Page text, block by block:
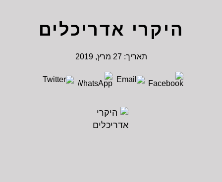
היקרי אדריכלים
תאריך: 27 מרץ, 2019